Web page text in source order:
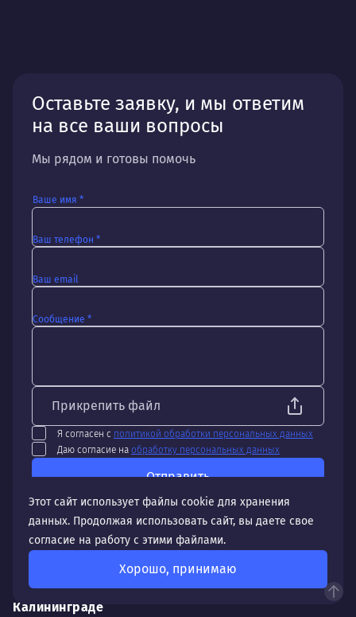
Оставьте заявку, и мы ответим
на все ваши вопросы
Мы рядом и готовы помочь
Ваше имя *
Ваш телефон *
Ваш email
Сообщение *
Прикрепить файл
Я согласен с политикой обработки персональных данных
Даю согласие на обработку персональных данных
Отправить
Особенности создания и продвижения сайтов в
Калининграде
Этот сайт использует файлы cookie для хранения
данных. Продолжая использовать сайт, вы даете свое
согласие на работу с этими файлами.
Хорошо, принимаю